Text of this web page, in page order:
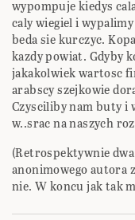
wypompuje kiedys
caly wiegiel i
beda sie kurczyc.
kazdy powiat. Gdyby
jakakolwiek wartosc
arabscy szejkowie
Czysciliby nam buty i
w..srac na naszych
(Retrospektywnie
anonimowego autora
nie. W koncu jak tak